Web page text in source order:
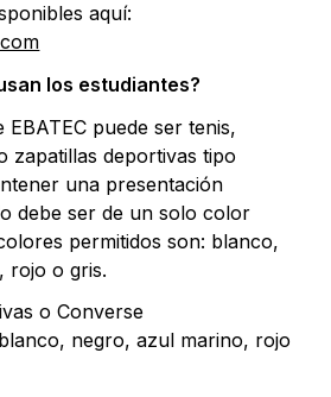
aquí:
los estudiantes?
EBATEC puede ser tenis,
zapatillas deportivas tipo
una presentación
debe ser de un solo color
permitidos son: blanco,
rojo o gris.
o Converse
negro, azul marino, rojo